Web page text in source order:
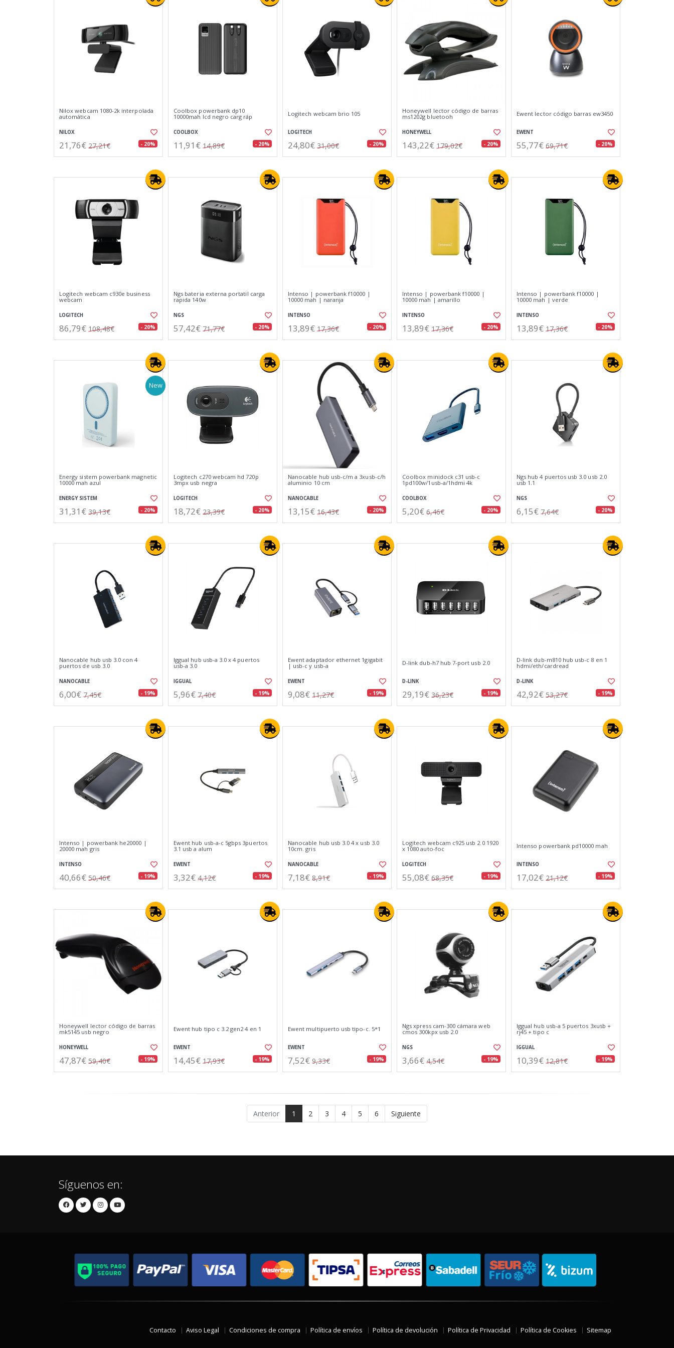
Nilox webcam 1080-2k interpolada
automática
NILOX
21,76€ 27,21€ - 20%
Coolbox powerbank dp10
10000mah lcd negro carg ráp
COOLBOX
11,91€ 14,89€ - 20%
Logitech webcam brio 105
LOGITECH
24,80€ 31,00€ - 20%
Honeywell lector código de barras
ms1202g bluetooh
HONEYWELL
143,22€ 179,02€ - 20%
Ewent lector código barras ew3450
EWENT
55,77€ 69,71€ - 20%
Logitech webcam c930e business
webcam
LOGITECH
86,79€ 108,48€ - 20%
Ngs bateria externa portatil carga
rapida 140w
NGS
57,42€ 71,77€ - 20%
Intenso | powerbank f10000 |
10000 mah | naranja
INTENSO
13,89€ 17,36€ - 20%
Intenso | powerbank f10000 |
10000 mah | amarillo
INTENSO
13,89€ 17,36€ - 20%
Intenso | powerbank f10000 |
10000 mah | verde
INTENSO
13,89€ 17,36€ - 20%
New
Energy sistem powerbank magnetic
10000 mah azul
ENERGY SISTEM
31,31€ 39,13€ - 20%
Logitech c270 webcam hd 720p
3mpx usb negra
LOGITECH
18,72€ 23,39€ - 20%
Nanocable hub usb-c/m a 3xusb-c/h
aluminio 10 cm
NANOCABLE
13,15€ 16,43€ - 20%
Coolbox minidock c31 usb-c
1pd100w/1usb-a/1hdmi 4k
COOLBOX
5,20€ 6,46€ - 20%
Ngs hub 4 puertos usb 3.0 usb 2.0
usb 1.1
NGS
6,15€ 7,64€ - 20%
Nanocable hub usb 3.0 con 4
puertos de usb 3.0
NANOCABLE
6,00€ 7,45€ - 19%
Iggual hub usb-a 3.0 x 4 puertos
usb-a 3.0
IGGUAL
5,96€ 7,40€ - 19%
Ewent adaptador ethernet 1gigabit
| usb-c y usb-a
EWENT
9,08€ 11,27€ - 19%
D-link dub-h7 hub 7-port usb 2.0
D-LINK
29,19€ 36,23€ - 19%
D-link dub-m810 hub usb-c 8 en 1
hdmi/eth/cardread
D-LINK
42,92€ 53,27€ - 19%
Intenso | powerbank he20000 |
20000 mah gris
INTENSO
40,66€ 50,46€ - 19%
Ewent hub usb-a-c 5gbps 3puertos
3.1 usb a alum
EWENT
3,32€ 4,12€ - 19%
Nanocable hub usb 3.0 4 x usb 3.0
10cm. gris
NANOCABLE
7,18€ 8,91€ - 19%
Logitech webcam c925 usb 2.0 1920
x 1080 auto-foc
LOGITECH
55,08€ 68,35€ - 19%
Intenso powerbank pd10000 mah
INTENSO
17,02€ 21,12€ - 19%
Honeywell lector código de barras
mk5145 usb negro
HONEYWELL
47,87€ 59,40€ - 19%
Ewent hub tipo c 3.2 gen2 4 en 1
EWENT
14,45€ 17,93€ - 19%
Ewent multipuerto usb tipo-c. 5*1
EWENT
7,52€ 9,33€ - 19%
Ngs xpress cam-300 cámara web
cmos 300kpx usb 2.0
NGS
3,66€ 4,54€ - 19%
Iggual hub usb-a 5 puertos 3xusb +
rj45 + tipo c
IGGUAL
10,39€ 12,81€ - 19%
Anterior 1 2 3 4 5 6 Siguiente
Síguenos en:
Contacto Aviso Legal Condiciones de compra Política de envíos Política de devolución Política de Privacidad Política de Cookies Sitemap